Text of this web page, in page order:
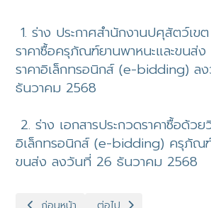
1. ร่าง ประกาศสำนักงานปศุสัตว์เข
ราคาซื้อครุภัณฑ์ยานพาหนะและขนส่
ราคาอิเล็กทรอนิกส์ (e-bidding) ล
ธันวาคม 2568
2.ร่าง เอกสารประกวดราคาซื้อด้วย
อิเล็กทรอนิกส์ (e-bidding) ครุภัณฑ์
ขนส่ง ลงวันที่ 26 ธันวาคม 2568
เนื้อหาก่อนหน้า: ร่าง ประกาศประกวดรา
เนื้อหาถัดไป: ร่าง ประกา